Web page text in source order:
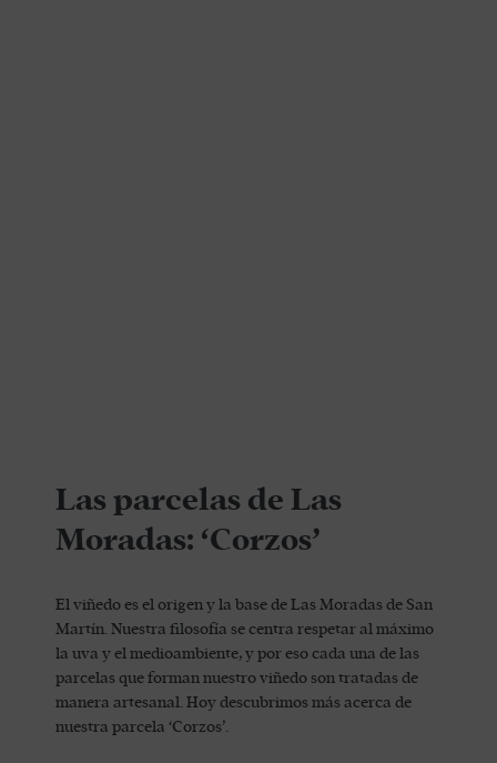
Las parcelas de Las
Moradas: ‘Corzos’
El viñedo es el origen y la base de Las Moradas de San
Martín. Nuestra filosofía se centra respetar al máximo
la uva y el medioambiente, y por eso cada una de las
parcelas que forman nuestro viñedo son tratadas de
manera artesanal. Hoy descubrimos más acerca de
nuestra parcela ‘Corzos’.